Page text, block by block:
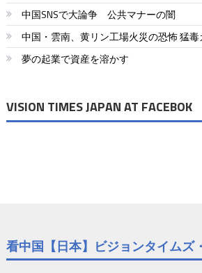
中国SNSで大論争 公共マナーの闇
中国・雲南、黄リン工場火災の恐怖 猛
夢の起業で資産を溶かす
VISION TIMES JAPAN AT FACEBOK
看中国【日本】ビジョンタイムズ